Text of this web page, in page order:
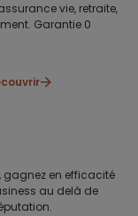
vie, retraite,
Garantie 0
gagnez en efficacité
au delà de